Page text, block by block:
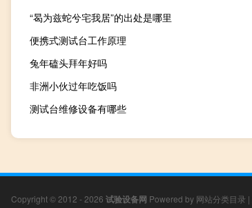
“曷为兹蛇兮宅我居”的出处是哪里
便携式测试台工作原理
兔年磕头拜年好吗
非洲小伙过年吃饭吗
测试台维修设备有哪些
Copyright © 2012 - 2026 试验设备网 Powered by 网站分类目录 |